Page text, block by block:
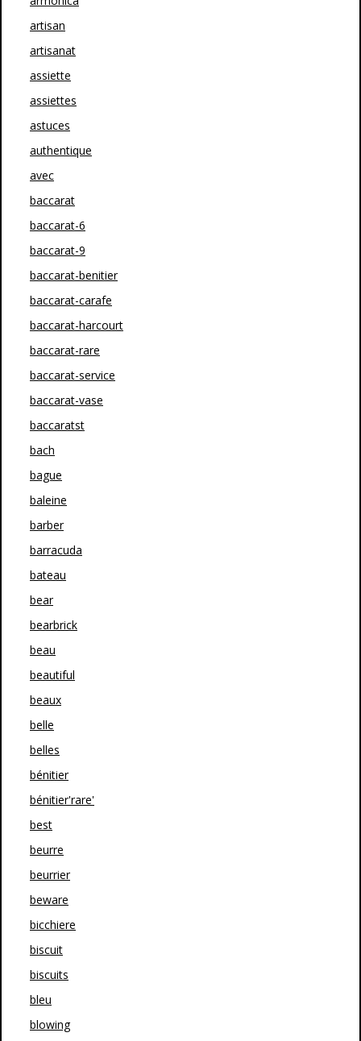
artisan
artisanat
assiette
assiettes
astuces
authentique
avec
baccarat
baccarat-6
baccarat-9
baccarat-benitier
baccarat-carafe
baccarat-harcourt
baccarat-rare
baccarat-service
baccarat-vase
baccaratst
bach
bague
baleine
barber
barracuda
bateau
bear
bearbrick
beau
beautiful
beaux
belle
belles
bénitier
bénitier'rare'
best
beurre
beurrier
beware
bicchiere
biscuit
biscuits
bleu
blowing